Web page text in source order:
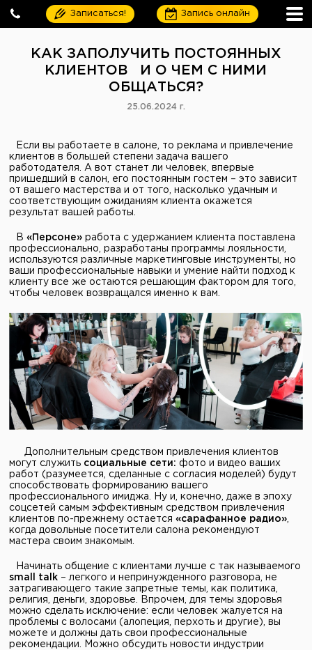
Записаться! Запись онлайн
КАК ЗАПОЛУЧИТЬ ПОСТОЯННЫХ
КЛИЕНТОВ И О ЧЕМ С НИМИ
ОБЩАТЬСЯ?
25.06.2024 г.
Если вы работаете в салоне, то реклама и привлечение
клиентов в большей степени задача вашего
работодателя. А вот станет ли человек, впервые
пришедший в салон, его постоянным гостем – это зависит
от вашего мастерства и от того, насколько удачным и
соответствующим ожиданиям клиента окажется
результат вашей работы.
В«Персоне» работа с удержанием клиента поставлена
профессионально, разработаны программы лояльности,
используются различные маркетинговые инструменты, но
ваши профессиональные навыки и умение найти подход к
клиенту все же остаются решающим фактором для того,
чтобы человек возвращался именно к вам.
Дополнительным средством привлечения клиентов
могут служить социальные сети: фото и видео ваших
работ (разумеется, сделанные с согласия моделей) будут
способствовать формированию вашего
профессионального имиджа. Ну и, конечно, даже в эпоху
соцсетей самым эффективным средством привлечения
клиентов по-прежнему остается«сарафанное радио»
когда довольные посетители салона рекомендуют
мастера своим знакомым.
Начинать общение с клиентами лучше с так называемого
small talk – легкого и непринужденного разговора, не
затрагивающего такие запретные темы, как политика,
религия, деньги, здоровье. Впрочем, для темы здоровья
можно сделать исключение: если человек жалуется на
проблемы с волосами (алопеция, перхоть и другие), вы
можете и должны дать свои профессиональные
рекомендации. Можно обсудить новости индустрии